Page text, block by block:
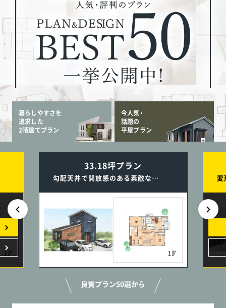
暮らしやすさを
追求した
2階建てプラン
今人気・
話題の
平屋プラン
33.18坪プラン
勾配天井で開放感のある素敵なLDK／キッチン横のスタディコーナーは子育てにとっても便利な2階建ての家
良質プラン50選から